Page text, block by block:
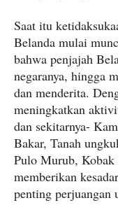
Saat itu
Belanda mulai
bahwa penjajah
negaranya, hingga
dan menderita.
meningkatkan
dan sekitarnya-
Bakar, Tanah
Pulo Murub,
memberikan
penting perjuangan